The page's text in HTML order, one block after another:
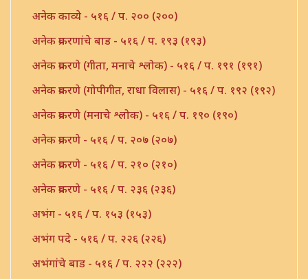
अनेक काव्ये - ५१६ / प. २०० (२००)
अनेक प्रकरणांचे बाड - ५१६ / प. १९३ (१९३)
अनेक प्रकरणे (गीता, मनाचे श्लोक) - ५१६ / प. १९१ (१९१)
अनेक प्रकरणे (गोपीगीत, राधा विलास) - ५१६ / प. १९२ (१९२)
अनेक प्रकरणे (मनाचे श्लोक) - ५१६ / प. १९० (१९०)
अनेक प्रकरणे - ५१६ / प. २०७ (२०७)
अनेक प्रकरणे - ५१६ / प. २१० (२१०)
अनेक प्रकरणे - ५१६ / प. २३६ (२३६)
अभंग - ५१६ / प. १५३ (१५३)
अभंग पदे - ५१६ / प. २२६ (२२६)
अभंगांचे बाड - ५१६ / प. २२२ (२२२)